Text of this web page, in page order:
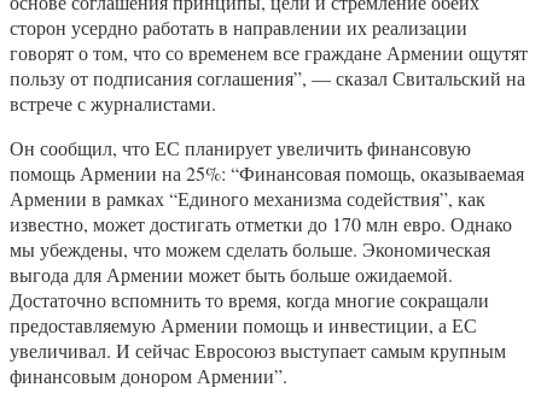
сторон усердно работать в направлении их реализации
говорят о том, что со временем все граждане Армении ощутят
пользу от подписания соглашения”, — сказал Свитальский на
встрече с журналистами.
Он сообщил, что ЕС планирует увеличить финансовую
помощь Армении на 25%: “Финансовая помощь, оказываемая
Армении в рамках “Единого механизма содействия”, как
известно, может достигать отметки до 170 млн евро. Однако
мы убеждены, что можем сделать больше. Экономическая
выгода для Армении может быть больше ожидаемой.
Достаточно вспомнить то время, когда многие сокращали
предоставляемую Армении помощь и инвестиции, а ЕС
увеличивал. И сейчас Евросоюз выступает самым крупным
финансовым донором Армении”.